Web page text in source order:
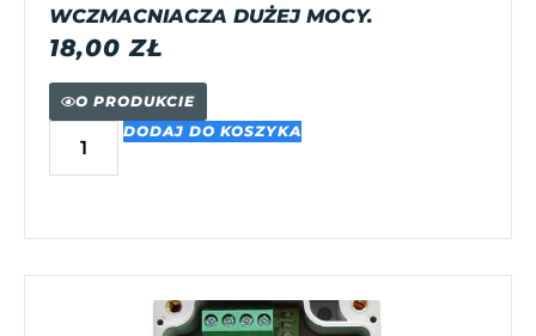
WCZMACNIACZA DUŻEJ MOCY.
18,00ZŁ
O PRODUKCIE
DODAJ DO KOSZYKA